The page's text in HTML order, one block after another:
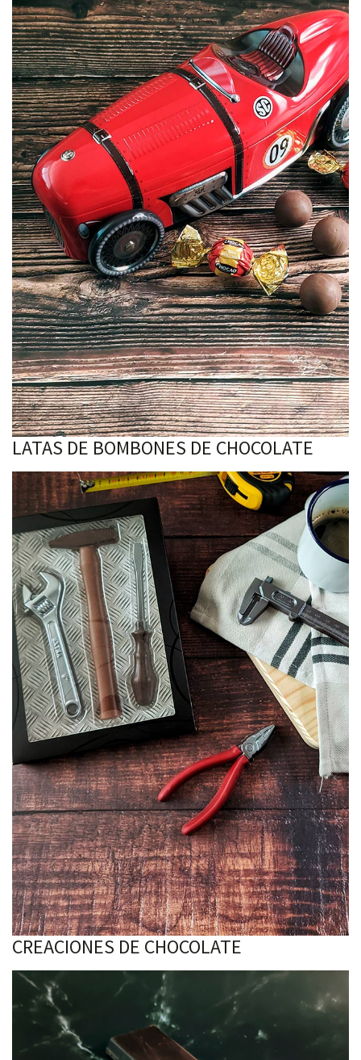
LATAS DE BOMBONES DE CHOCOLATE
CREACIONES DE CHOCOLATE